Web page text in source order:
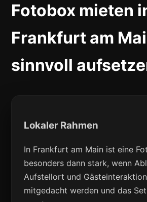
Fotobox mieten
Frankfurt am
sinnvoll
Lokaler Rahmen
In Frankfurt am Main ist eine
besonders dann stark, wenn
Aufstellort und
mitgedacht werden und das